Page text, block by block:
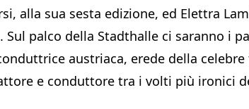
alla sua sesta edizione, ed Elettra
Sul palco della Stadthalle ci saranno i
austriaca, erede della
e conduttore tra i volti più ironici